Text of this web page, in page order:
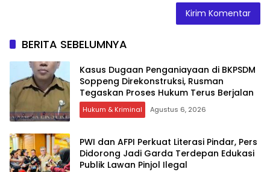
BERITA SEBELUMNYA
Kasus Dugaan Penganiayaan di BKPSDM
Soppeng Direkonstruksi, Rusman
Tegaskan Proses Hukum Terus Berjalan
Hukum & Kriminal Agustus 6, 2026
PWI dan AFPI Perkuat Literasi Pindar, Pers
Didorong Jadi Garda Terdepan Edukasi
Publik Lawan Pinjol Ilegal